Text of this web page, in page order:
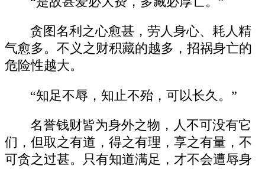
贪图名利之心愈甚，劳人身心、耗人精
气愈多。不义之财积藏的越多，招祸身亡的
危险性越大。
“知足不辱，知止不殆，可以长久。”
名誉钱财皆为身外之物，人不可没有它
们，但取之有道，得之有理，享之有量，不
可贪之过甚。只有知道满足，才不会遭辱身